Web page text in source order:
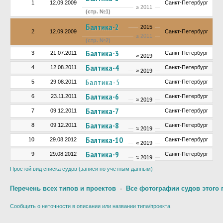
1 12.09.2009 Санкт-Петербург
≥ 2011
(стр. №1)
2 12.09.2009 Балтика-2 2015
Санкт-Петербург
≥ 2011
(стр. №2)
3 21.07.2011 Балтика-3 ≈ 2019 Санкт-Петербург
4 12.08.2011 Балтика-4 ≈ 2019
Санкт-Петербург
5 29.08.2011 Балтика-5 Санкт-Петербург
6 23.11.2011 Балтика-6 ≈ 2019
Санкт-Петербург
7 09.12.2011 Балтика-7 Санкт-Петербург
8 09.12.2011 Балтика-8 ≈ 2019
Санкт-Петербург
10 29.08.2012 Балтика-10 ≈ 2019
Санкт-Петербург
9 29.08.2012 Балтика-9 ≈ 2019
Санкт-Петербург
Простой вид списка судов (записи по учётным данным)
Перечень всех типов и проектов · Все фотографии судов этого
Сообщить о неточности в описании или названии типа/проекта